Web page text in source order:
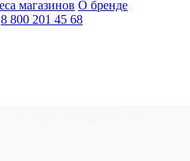
магазинов О бренде
8 800 201 45 68